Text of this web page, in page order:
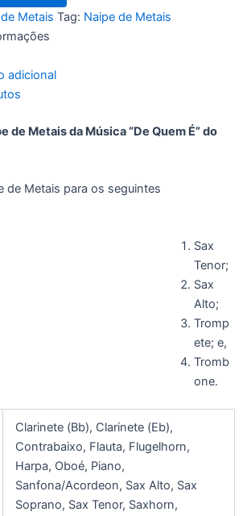
Metais Tag: Naipe de Metais
adicional
de Metais da Música “De Quem É” do
de Metais para os seguintes
Sax
Tenor;
Sax
Alto;
Tromp
ete; e,
Tromb
one.
Clarinete (Bb), Clarinete (Eb),
Contrabaixo, Flauta, Flugelhorn,
Harpa, Oboé, Piano,
Sanfona/Acordeon, Sax Alto, Sax
Soprano, Sax Tenor, Saxhorn,